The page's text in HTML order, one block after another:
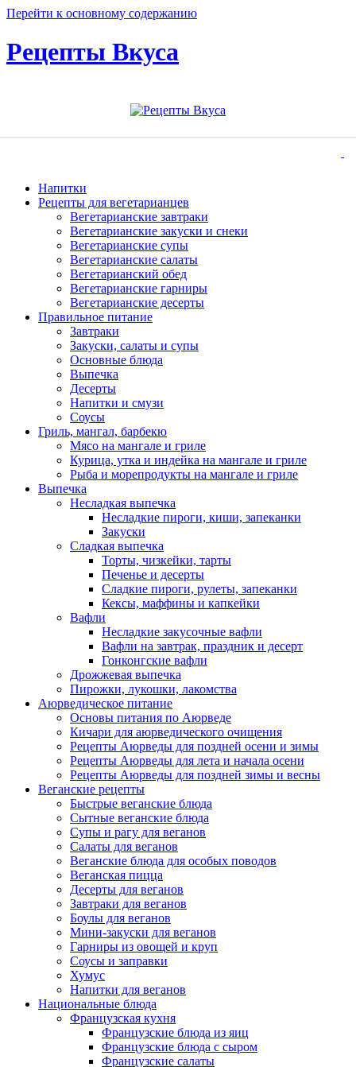
Перейти к основному содержанию
Рецепты Вкуса
Напитки
Рецепты для вегетарианцев
Вегетарианские завтраки
Вегетарианские закуски и снеки
Вегетарианские супы
Вегетарианские салаты
Вегетарианский обед
Вегетарианские гарниры
Вегетарианские десерты
Правильное питание
Завтраки
Закуски, салаты и супы
Основные блюда
Выпечка
Десерты
Напитки и смузи
Соусы
Гриль, мангал, барбекю
Мясо на мангале и гриле
Курица, утка и индейка на мангале и гриле
Рыба и морепродукты на мангале и гриле
Выпечка
Несладкая выпечка
Несладкие пироги, киши, запеканки
Закуски
Сладкая выпечка
Торты, чизкейки, тарты
Печенье и десерты
Сладкие пироги, рулеты, запеканки
Кексы, маффины и капкейки
Вафли
Несладкие закусочные вафли
Вафли на завтрак, праздник и десерт
Гонконгские вафли
Дрожжевая выпечка
Пирожки, лукошки, лакомства
Аюрведическое питание
Основы питания по Аюрведе
Кичари для аюрведического очищения
Рецепты Аюрведы для поздней осени и зимы
Рецепты Аюрведы для лета и начала осени
Рецепты Аюрведы для поздней зимы и весны
Веганские рецепты
Быстрые веганские блюда
Сытные веганские блюда
Супы и рагу для веганов
Салаты для веганов
Веганские блюда для особых поводов
Веганская пицца
Десерты для веганов
Завтраки для веганов
Боулы для веганов
Мини-закуски для веганов
Гарниры из овощей и круп
Соусы и заправки
Хумус
Напитки для веганов
Национальные блюда
Французская кухня
Французские блюда из яиц
Французские блюда с сыром
Французские салаты